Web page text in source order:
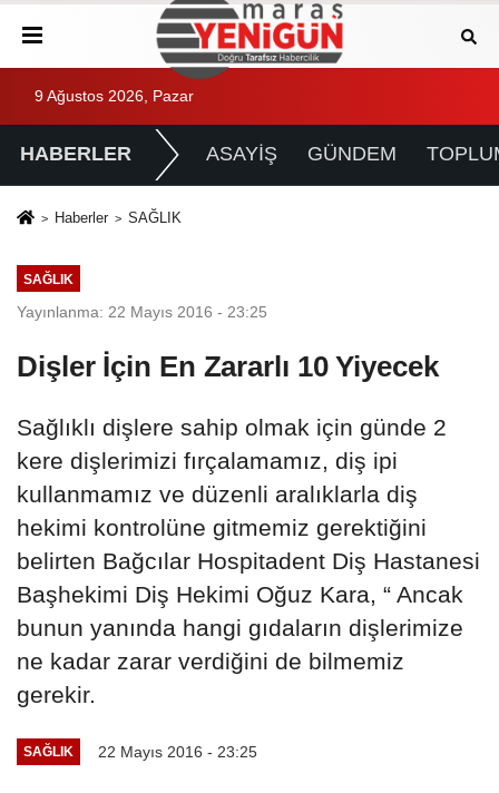
9 Ağustos 2026, Pazar
HABERLER ASAYİŞ GÜNDEM
Haberler SAĞLIK
SAĞLIK
Yayınlanma: 22 Mayıs 2016 - 23:25
Dişler İçin En Zararlı 10 Yiyecek
Sağlıklı dişlere sahip olmak için günde 2
kere dişlerimizi fırçalamamız, diş ipi
kullanmamız ve düzenli aralıklarla diş
hekimi kontrolüne gitmemiz gerektiğini
belirten Bağcılar Hospitadent Diş Hastanesi
Başhekimi Diş Hekimi Oğuz Kara, “ Ancak
bunun yanında hangi gıdaların dişlerimize
ne kadar zarar verdiğini de bilmemiz
gerekir.
SAĞLIK 22 Mayıs 2016 - 23:25